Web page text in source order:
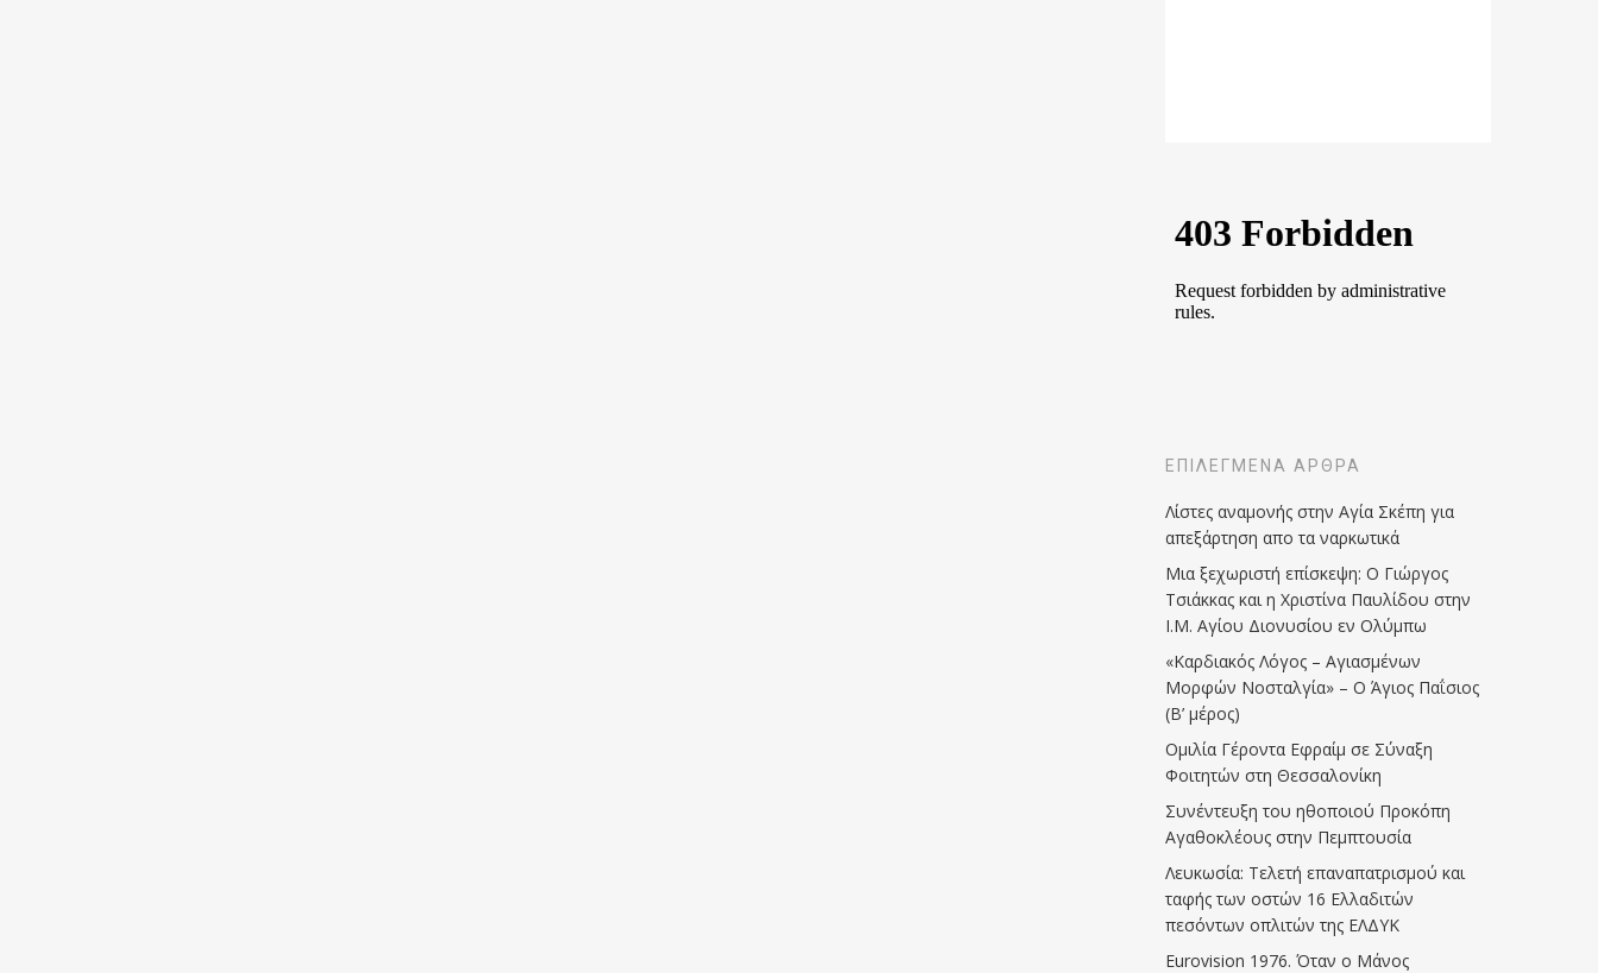
ΕΠΙΛΕΓΜΈΝΑ ΆΡΘΡΑ
Λίστες αναμονής στην Αγία Σκέπη για
απεξάρτηση απο τα ναρκωτικά
Μια ξεχωριστή επίσκεψη: Ο Γιώργος
Τσιάκκας και η Χριστίνα Παυλίδου στην
Ι.Μ. Αγίου Διονυσίου εν Ολύμπω
«Καρδιακός Λόγος – Αγιασμένων
Μορφών Νοσταλγία» – Ο Άγιος Παΐσιος
(Β’ μέρος)
Ομιλία Γέροντα Εφραίμ σε Σύναξη
Φοιτητών στη Θεσσαλονίκη
Συνέντευξη του ηθοποιού Προκόπη
Αγαθοκλέους στην Πεμπτουσία
Λευκωσία: Τελετή επαναπατρισμού και
ταφής των οστών 16 Ελλαδιτών
πεσόντων οπλιτών της ΕΛΔΥΚ
Eurovision 1976. Όταν ο Μάνος